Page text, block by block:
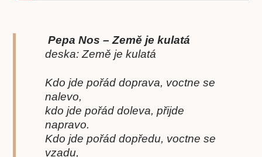
Pepa Nos – Země je kulatá
deska: Země je kulatá
Kdo jde pořád doprava, voctne se
nalevo,
kdo jde pořád doleva, přijde
napravo.
Kdo jde pořád dopředu, voctne se
vzadu,